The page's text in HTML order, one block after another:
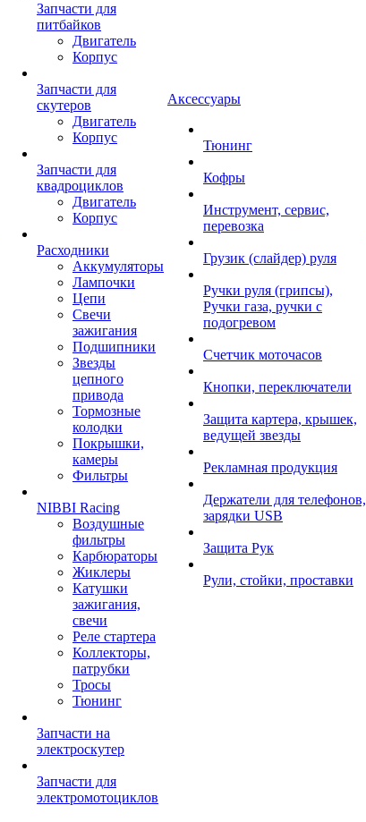
Запчасти для
питбайков
Двигатель
Корпус
Запчасти для
скутеров
Двигатель
Корпус
Запчасти для
квадроциклов
Двигатель
Корпус
Расходники
Аккумуляторы
Лампочки
Цепи
Свечи
зажигания
Подшипники
Звезды
цепного
привода
Тормозные
колодки
Покрышки,
камеры
Фильтры
NIBBI Racing
Воздушные
фильтры
Карбюраторы
Жиклеры
Катушки
зажигания,
свечи
Реле стартера
Коллекторы,
патрубки
Тросы
Тюнинг
Запчасти на
электроскутер
Запчасти для
электромотоциклов
Аксессуары
Тюнинг
Кофры
Инструмент, сервис,
перевозка
Грузик (слайдер) руля
Ручки руля (грипсы),
Ручки газа, ручки с
подогревом
Счетчик моточасов
Кнопки, переключатели
Защита картера, крышек,
ведущей звезды
Рекламная продукция
Держатели для телефонов,
зарядки USB
Защита Рук
Рули, стойки, проставки